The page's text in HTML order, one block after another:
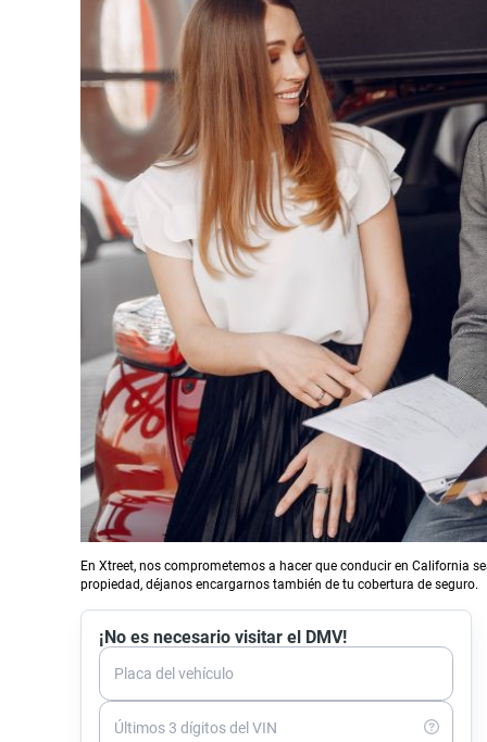
En Xtreet, nos comprometemos a hacer que conducir en California
propiedad, déjanos encargarnos también de tu cobertura de seguro.
¡No es necesario visitar el DMV!
Placa del vehículo
Últimos 3 dígitos del VIN